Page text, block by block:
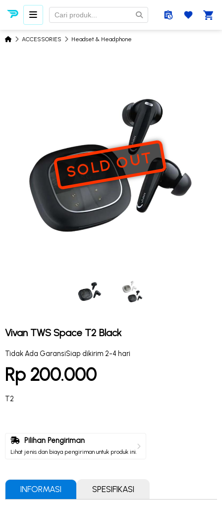
ACCESSORIES Headset & Headphone
SOLD OUT
Vivan TWS Space T2 Black
Tidak Ada GaransiSiap dikirim 2-4 hari
Rp 200.000
T2
Pilihan Pengiriman
Lihat jenis dan biaya pengiriman untuk produk ini.
INFORMASI SPESIFIKASI